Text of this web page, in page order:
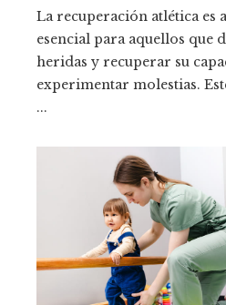
La recuperación atlética es
esencial para aquellos que
heridas y recuperar su
experimentar molestias.
...